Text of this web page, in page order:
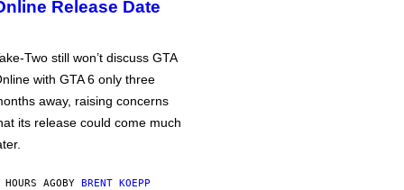
Release Date
Two still won’t discuss GTA
with GTA 6 only three
away, raising concerns
its release could come much
AGOBY BRENT KOEPP